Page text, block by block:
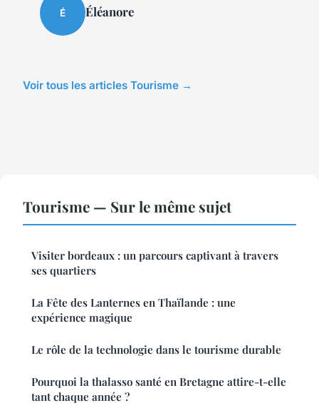
É Éléanore
Voir tous les articles Tourisme →
Tourisme — Sur le même sujet
Visiter bordeaux : un parcours captivant à travers
ses quartiers
La Fête des Lanternes en Thaïlande : une
expérience magique
Le rôle de la technologie dans le tourisme durable
Pourquoi la thalasso santé en Bretagne attire-t-elle
tant chaque année ?